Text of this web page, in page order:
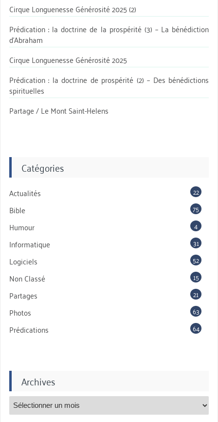
Cirque Longuenesse Générosité 2025 (2)
Prédication : la doctrine de la prospérité (3) – La bénédiction
d’Abraham
Cirque Longuenesse Générosité 2025
Prédication : la doctrine de prospérité (2) – Des bénédictions
spirituelles
Partage / Le Mont Saint-Helens
Catégories
Actualités 22
Bible 75
Humour 4
Informatique 31
Logiciels 52
Non Classé 15
Partages 21
Photos 63
Prédications 64
Archives